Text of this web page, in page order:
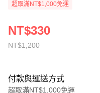
超取滿NT$1,000免運
NT$1,200
NT$330
付款與運送方式
超取滿NT$1,000免運